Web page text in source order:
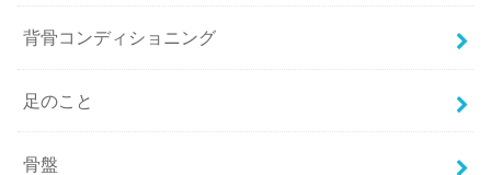
背骨コンディショニング
足のこと
骨盤